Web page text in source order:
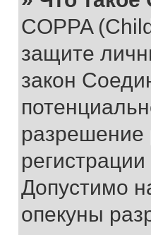
COPPA
защите
закон
разрешение
Допустимо
опекуны